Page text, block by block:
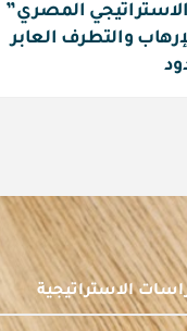
الاستراتيجي المصري”
والتطرف العابر
الاستراتيجية